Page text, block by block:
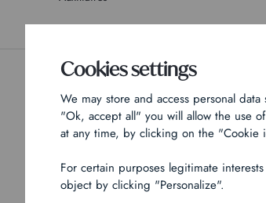
Politique de confidentialité Mentions légales
Cookies settings
We may store and access personal
"Ok, accept all" you will allow the use
at any time, by clicking on the "Cookie
For certain purposes legitimate
object by clicking "Personalize".